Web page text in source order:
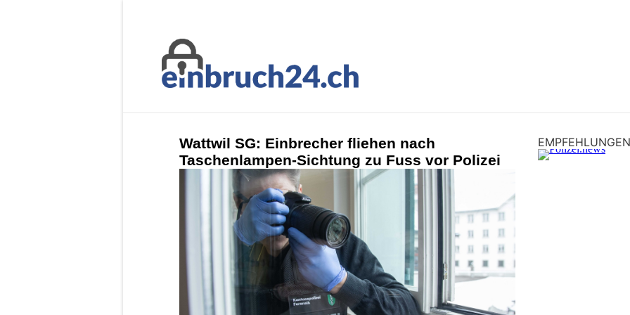
Wattwil SG: Einbrecher fliehen nach
Taschenlampen-Sichtung zu Fuss vor Polizei
EMPFEHLUNGEN